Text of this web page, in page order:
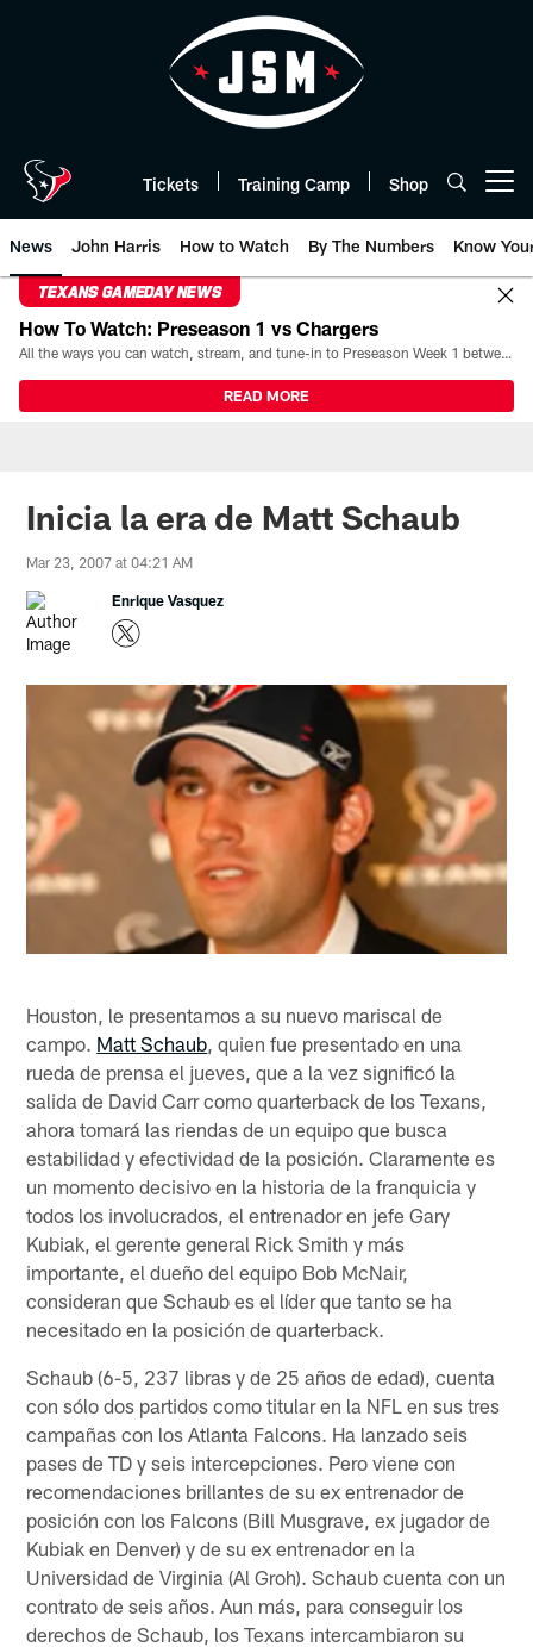
Tickets Training Camp Shop
News John Harris How to Watch By The Numbers Know
TEXANS GAMEDAY NEWS
How To Watch: Preseason 1 vs Chargers
All the ways you can watch, stream, and tune-in to Preseason Week 1 between the Texans and the Los Angeles Chargers at Reliant Stadium on August 13.
READ MORE
Inicia la era de Matt Schaub
Mar 23, 2007 at 04:21 AM
Enrique Vasquez
Houston, le presentamos a su nuevo mariscal de
campo. Matt Schaub , quien fue presentado en una
rueda de prensa el jueves, que a la vez significó la
salida de David Carr como quarterback de los Texans,
ahora tomará las riendas de un equipo que busca
estabilidad y efectividad de la posición. Claramente es
un momento decisivo en la historia de la franquicia y
todos los involucrados, el entrenador en jefe Gary
Kubiak, el gerente general Rick Smith y más
importante, el dueño del equipo Bob McNair,
consideran que Schaub es el líder que tanto se ha
necesitado en la posición de quarterback.
Schaub (6-5, 237 libras y de 25 años de edad), cuenta
con sólo dos partidos como titular en la NFL en sus tres
campañas con los Atlanta Falcons. Ha lanzado seis
pases de TD y seis intercepciones. Pero viene con
recomendaciones brillantes de su ex entrenador de
posición con los Falcons (Bill Musgrave, ex jugador de
Kubiak en Denver) y de su ex entrenador en la
Universidad de Virginia (Al Groh). Schaub cuenta con un
contrato de seis años. Aun más, para conseguir los
derechos de Schaub, los Texans intercambiaron su